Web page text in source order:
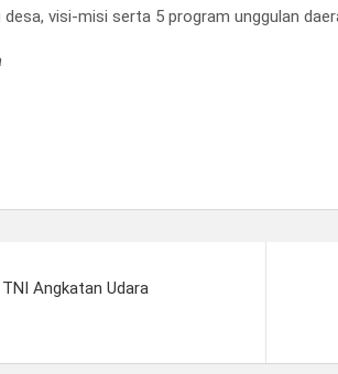
visi-misi serta 5 program unggulan
Angkatan Udara